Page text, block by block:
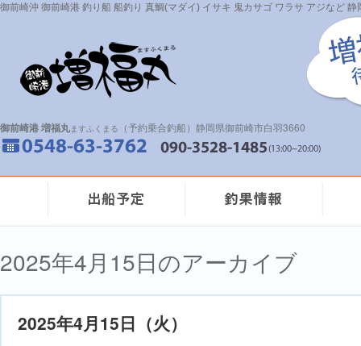
御前崎沖 御前崎港 釣り船 船釣り 真鯛(マダイ) イサキ 鬼カサゴ ワラサ アジなど
御前崎港 増福丸ますふくまる （予約乗合釣船）静岡県御前崎市白羽3660
2025年4月15日のアーカイブ
2025年4月15日（火）